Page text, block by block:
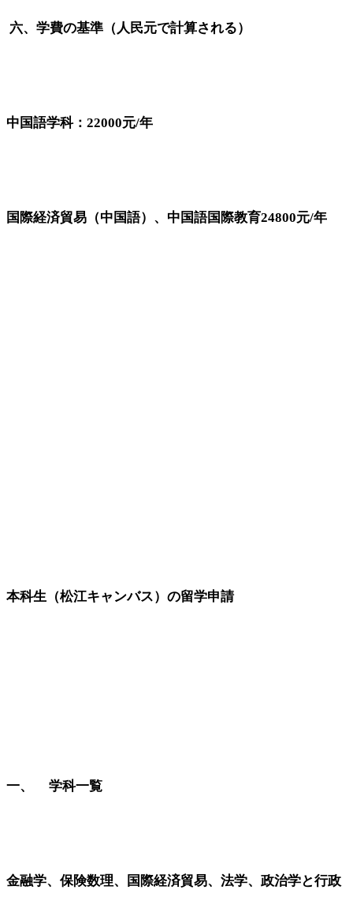
六、学費の基準（人民元で計算される）
中国語学科：22000元/年
国際経済貿易（中国語）、中国語国際教育24800元/年
本科生（松江キャンバス）の留学申請
一、 学科一覧
金融学、保険数理、国際経済貿易、法学、政治学と行政